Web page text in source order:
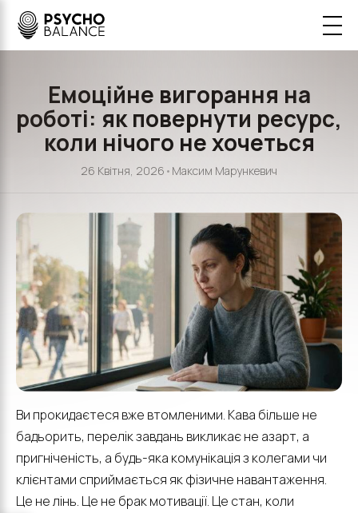
Емоційне вигорання на
роботі: як повернути ресурс,
коли нічого не хочеться
26 Квітня, 2026 • Максим Марункевич
Ви прокидаєтеся вже втомленими. Кава більше не
бадьорить, перелік завдань викликає не азарт, а
пригніченість, а будь-яка комунікація з колегами чи
клієнтами сприймається як фізичне навантаження.
Це не лінь. Це не брак мотивації. Це стан, коли